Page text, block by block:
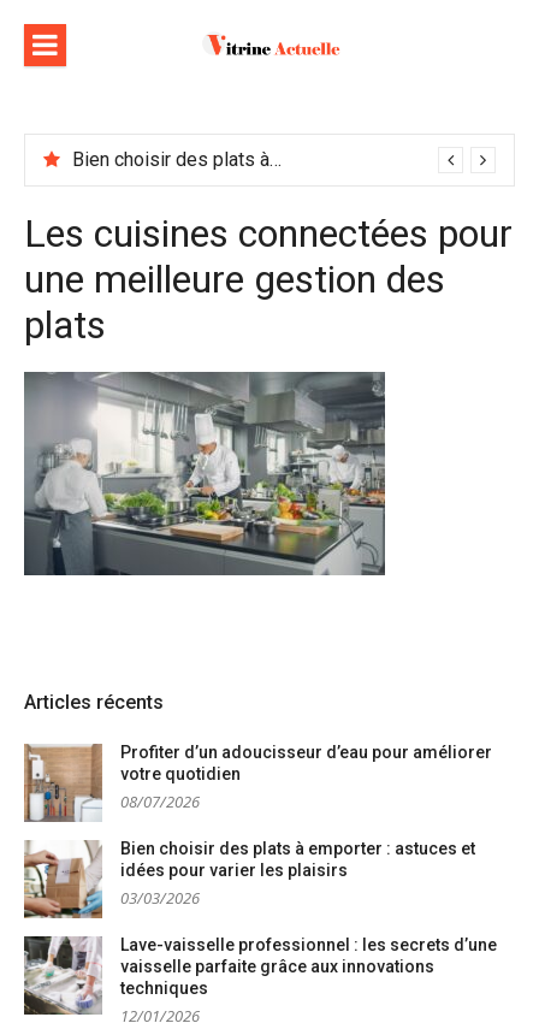
contenu
Bien choisir des plats à emporter : astuces et idées pour varier les plaisirs
Les cuisines connectées pour
une meilleure gestion des
plats
Articles récents
Profiter d’un adoucisseur d’eau pour améliorer
votre quotidien
08/07/2026
Bien choisir des plats à emporter : astuces et
idées pour varier les plaisirs
03/03/2026
Lave-vaisselle professionnel : les secrets d’une
vaisselle parfaite grâce aux innovations
techniques
12/01/2026